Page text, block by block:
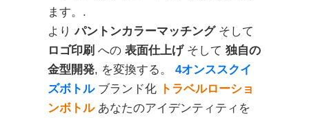
ます。.
よりパントンカラーマッチングそして
ロゴ印刷 への 表面仕上げそして 独自の
金型開発, を変換する。 4オンススクイ
ズボトル ブランド化
トラベルローショ
ンボトルあなたのアイデンティティを